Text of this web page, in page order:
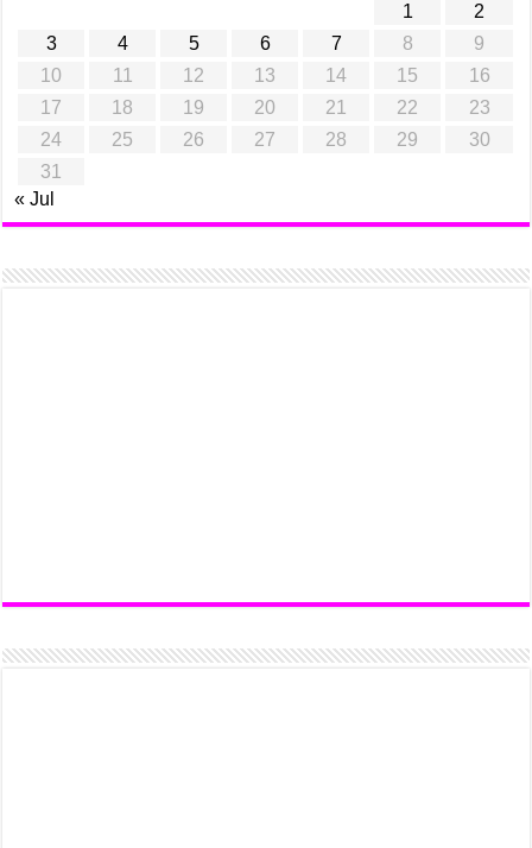
1
2
3
4 5 6 7 8
9
10
11 12 13 14 15
16
17
18 19 20 21 22
23
24
25 26 27 28 29
30
31
« Jul